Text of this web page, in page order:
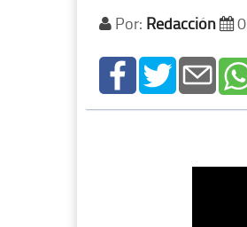
Por: Redacción